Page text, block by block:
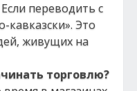
переводить с
кавказски». Это
живущих на
торговлю?